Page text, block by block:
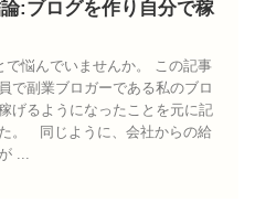
:ブログを作り自分で稼
で悩んでいませんか。 この記事
で副業ブロガーである私のブロ
げるようになったことを元に記
。 同じように、会社からの給
...